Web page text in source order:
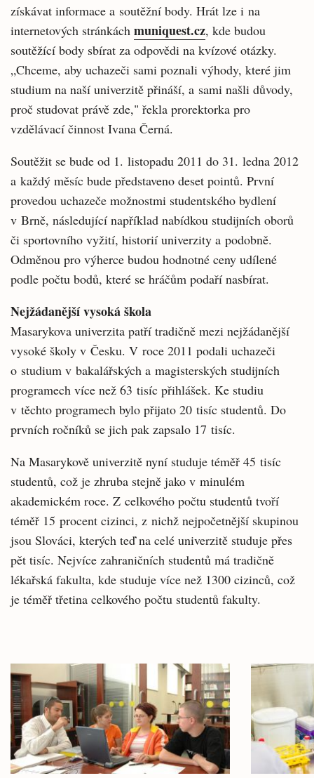
získávat informace a soutěžní body. Hrát lze i na
internetových stránkách muniquest.cz, kde budou
soutěžící body sbírat za odpovědi na kvízové otázky.
„Chceme, aby uchazeči sami poznali výhody, které jim
studium na naší univerzitě přináší, a sami našli důvody,
proč studovat právě zde," řekla prorektorka pro
vzdělávací činnost Ivana Černá.
Soutěžit se bude od 1. listopadu 2011 do 31. ledna 2012
a každý měsíc bude představeno deset pointů. První
provedou uchazeče možnostmi studentského bydlení
v Brně, následující například nabídkou studijních oborů
či sportovního vyžití, historií univerzity a podobně.
Odměnou pro výherce budou hodnotné ceny udílené
podle počtu bodů, které se hráčům podaří nasbírat.
Nejžádanější vysoká škola
Masarykova univerzita patří tradičně mezi nejžádanější
vysoké školy v Česku. V roce 2011 podali uchazeči
o studium v bakalářských a magisterských studijních
programech více než 63 tisíc přihlášek. Ke studiu
v těchto programech bylo přijato 20 tisíc studentů. Do
prvních ročníků se jich pak zapsalo 17 tisíc.
Na Masarykově univerzitě nyní studuje téměř 45 tisíc
studentů, což je zhruba stejně jako v minulém
akademickém roce. Z celkového počtu studentů tvoří
téměř 15 procent cizinci, z nichž nejpočetnější skupinou
jsou Slováci, kterých teď na celé univerzitě studuje přes
pět tisíc. Nejvíce zahraničních studentů má tradičně
lékařská fakulta, kde studuje více než 1300 cizinců, což
je téměř třetina celkového počtu studentů fakulty.
Související
články